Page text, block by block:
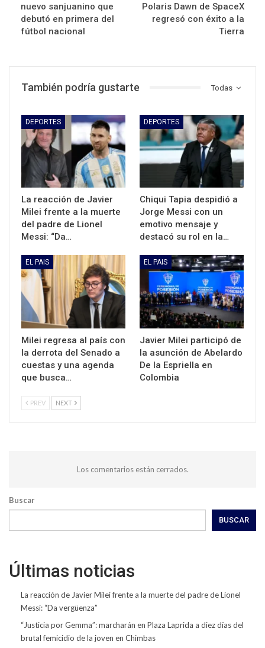
nuevo sanjuanino que
debutó en primera del
fútbol nacional
Polaris Dawn de SpaceX
regresó con éxito a la
Tierra
Todas
También podría gustarte
DEPORTES
La reacción de Javier
Milei frente a la muerte
del padre de Lionel
Messi: “Da…
DEPORTES
Chiqui Tapia despidió a
Jorge Messi con un
emotivo mensaje y
destacó su rol en la…
EL PAIS
Milei regresa al país con
la derrota del Senado a
cuestas y una agenda
que busca…
EL PAIS
Javier Milei participó de
la asunción de Abelardo
De la Espriella en
Colombia
PREV NEXT
Los comentarios están cerrados.
Buscar
BUSCAR
Últimas noticias
La reacción de Javier Milei frente a la muerte del padre de Lionel
Messi: “Da vergüenza”
“Justicia por Gemma”: marcharán en Plaza Laprida a diez días del
brutal femicidio de la joven en Chimbas